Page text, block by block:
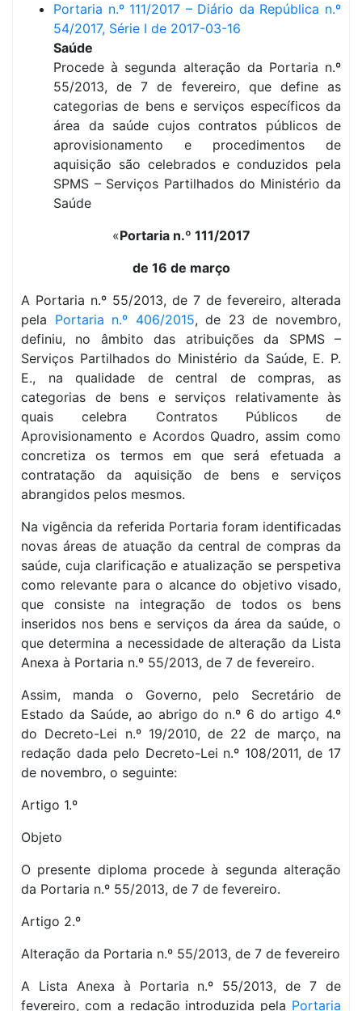
Portaria n.º 111/2017 – Diário da República n.º
54/2017, Série I de 2017-03-16
Saúde
Procede à segunda alteração da Portaria n.º
55/2013, de 7 de fevereiro, que define as
categorias de bens e serviços específicos da
área da saúde cujos contratos públicos de
aprovisionamento e procedimentos de
aquisição são celebrados e conduzidos pela
SPMS – Serviços Partilhados do Ministério da
Saúde
«Portaria n.º 111/2017
de 16 de março
A Portaria n.º 55/2013, de 7 de fevereiro, alterada
pela Portaria n.º 406/2015, de 23 de novembro,
definiu, no âmbito das atribuições da SPMS –
Serviços Partilhados do Ministério da Saúde, E. P.
E., na qualidade de central de compras, as
categorias de bens e serviços relativamente às
quais celebra Contratos Públicos de
Aprovisionamento e Acordos Quadro, assim como
concretiza os termos em que será efetuada a
contratação da aquisição de bens e serviços
abrangidos pelos mesmos.
Na vigência da referida Portaria foram identificadas
novas áreas de atuação da central de compras da
saúde, cuja clarificação e atualização se perspetiva
como relevante para o alcance do objetivo visado,
que consiste na integração de todos os bens
inseridos nos bens e serviços da área da saúde, o
que determina a necessidade de alteração da Lista
Anexa à Portaria n.º 55/2013, de 7 de fevereiro.
Assim, manda o Governo, pelo Secretário de
Estado da Saúde, ao abrigo do n.º 6 do artigo 4.º
do Decreto-Lei n.º 19/2010, de 22 de março, na
redação dada pelo Decreto-Lei n.º 108/2011, de 17
de novembro, o seguinte:
Artigo 1.º
Objeto
O presente diploma procede à segunda alteração
da Portaria n.º 55/2013, de 7 de fevereiro.
Artigo 2.º
Alteração da Portaria n.º 55/2013, de 7 de fevereiro
A Lista Anexa à Portaria n.º 55/2013, de 7 de
fevereiro, com a redação introduzida pela Portaria